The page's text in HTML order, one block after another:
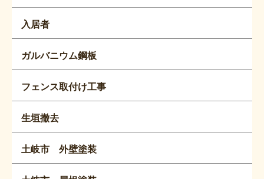
入居者
ガルバニウム鋼板
フェンス取付け工事
生垣撤去
土岐市 外壁塗装